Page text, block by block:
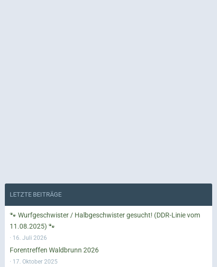
LETZTE BEITRÄGE
🐾 Wurfgeschwister / Halbgeschwister gesucht! (DDR-Linie vom
11.08.2025) 🐾
16. Juli 2026
Forentreffen Waldbrunn 2026
17. Oktober 2025